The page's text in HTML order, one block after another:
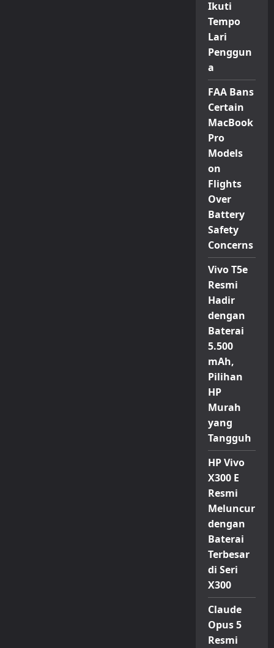
Ikuti
Tempo
Lari
Penggun
a
FAA Bans
Certain
MacBook
Pro
Models
on
Flights
Over
Battery
Safety
Concerns
Vivo T5e
Resmi
Hadir
dengan
Baterai
5.500
mAh,
Pilihan
HP
Murah
yang
Tangguh
HP Vivo
X300 E
Resmi
Meluncur
dengan
Baterai
Terbesar
di Seri
X300
Claude
Opus 5
Resmi